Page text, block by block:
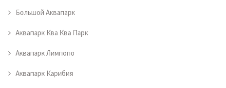
Большой Аквапарк
Аквапарк Ква Ква Парк
Аквапарк Лимпопо
Аквапарк Карибия